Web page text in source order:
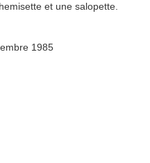
et une salopette.
1985